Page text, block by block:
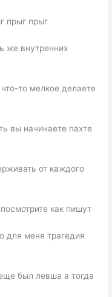
прыг прыг
же внутренних
то мелкое делаете
вы начинаете пахте
от каждого
как пишут
для меня трагедия
был левша а тогда